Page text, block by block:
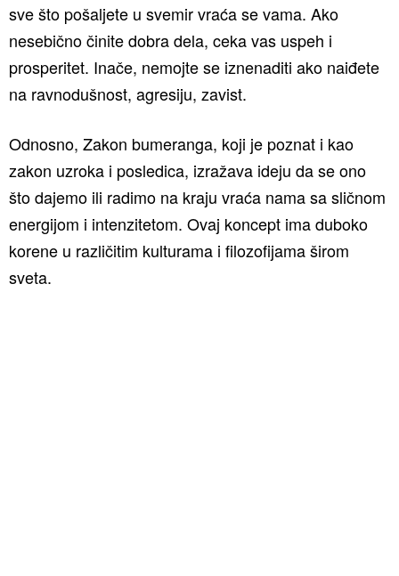
sve što pošaljete u svemir vraća se vama. Ako
nesebično činite dobra dela, ceka vas uspeh i
prosperitet. Inače, nemojte se iznenaditi ako naiđete
na ravnodušnost, agresiju, zavist.
Odnosno, Zakon bumeranga, koji je poznat i kao
zakon uzroka i posledica, izražava ideju da se ono
što dajemo ili radimo na kraju vraća nama sa sličnom
energijom i intenzitetom. Ovaj koncept ima duboko
korene u različitim kulturama i filozofijama širom
sveta.